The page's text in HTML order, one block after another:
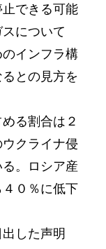
できる可能
について
インフラ構
との見方を
る割合は２
クライナ侵
。ロシア産
０％に低下
した声明